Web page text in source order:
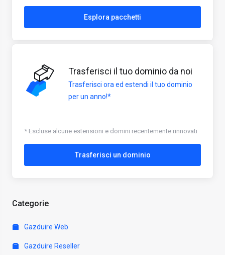
Categorie
Gazduire Web
Gazduire Reseller
Esplora pacchetti
Trasferisci il tuo dominio da noi
Trasferisci ora ed estendi il tuo dominio
per un anno!*
* Escluse alcune estensioni e domini recentemente rinnovati
Trasferisci un dominio